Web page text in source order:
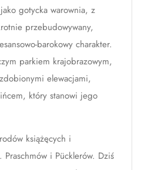
gotycka warownia, z
przebudowywany,
barokowy charakter.
parkiem krajobrazowym,
elewacjami,
który stanowi jego
książęcych i
i Pücklerów. Dziś